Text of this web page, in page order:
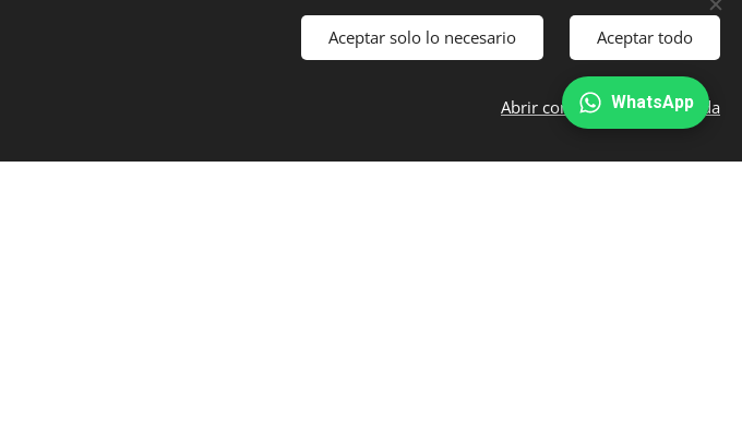
Aceptar solo lo necesario Aceptar todo
Abrir configuración avanzada
WhatsApp